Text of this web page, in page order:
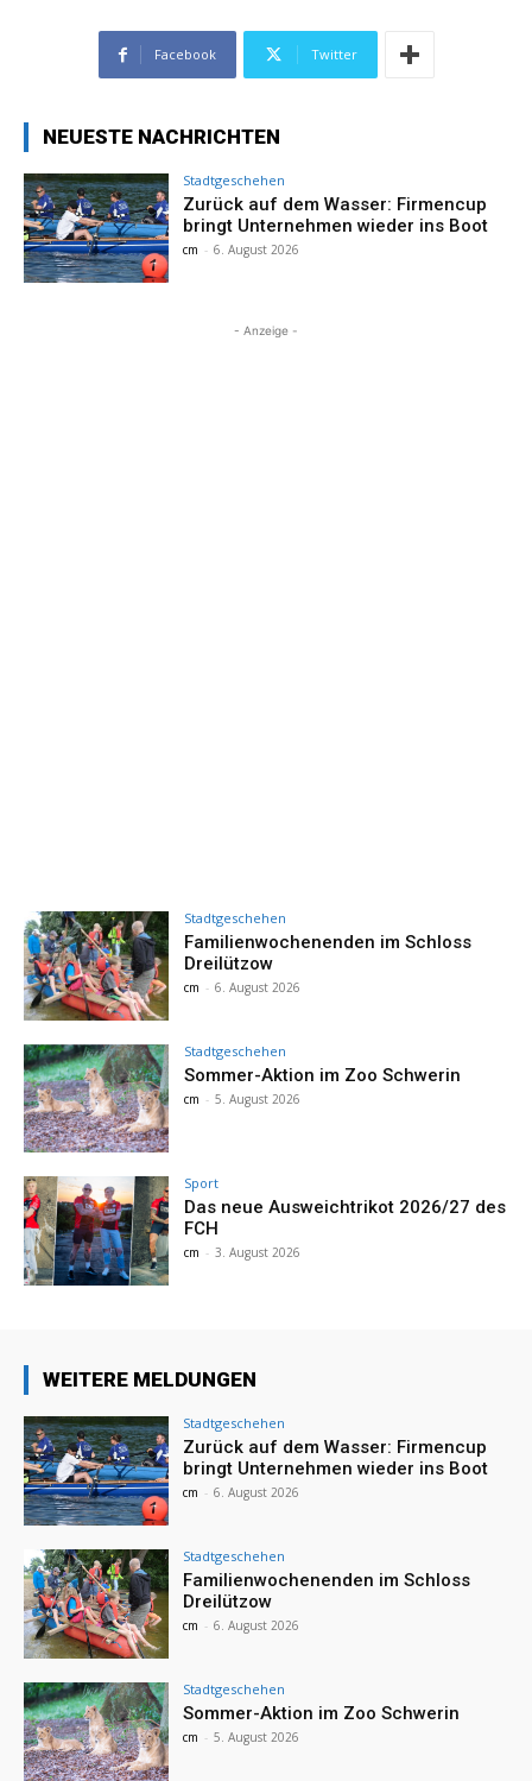
Facebook Twitter
NEUESTE NACHRICHTEN
Stadtgeschehen
Zurück auf dem Wasser: Firmencup
bringt Unternehmen wieder ins Boot
cm - 6. August 2026
- Anzeige -
Stadtgeschehen
Familienwochenenden im Schloss
Dreilützow
cm - 6. August 2026
Stadtgeschehen
Sommer-Aktion im Zoo Schwerin
cm - 5. August 2026
Sport
Das neue Ausweichtrikot 2026/27 des
FCH
cm - 3. August 2026
WEITERE MELDUNGEN
Stadtgeschehen
Zurück auf dem Wasser: Firmencup
bringt Unternehmen wieder ins Boot
cm - 6. August 2026
Stadtgeschehen
Familienwochenenden im Schloss
Dreilützow
cm - 6. August 2026
Stadtgeschehen
Sommer-Aktion im Zoo Schwerin
cm - 5. August 2026